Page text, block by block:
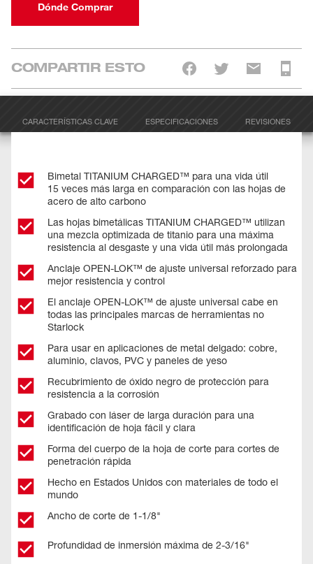
Dónde Comprar
COMPARTIR ESTO
CARACTERÍSTICAS CLAVE ESPECIFICACIONES REVISIONES
Bimetal TITANIUM CHARGED™ para una vida útil
15 veces más larga en comparación con las hojas de
acero de alto carbono
Las hojas bimetálicas TITANIUM CHARGED™ utilizan
una mezcla optimizada de titanio para una máxima
resistencia al desgaste y una vida útil más prolongada
Anclaje OPEN-LOK™ de ajuste universal reforzado para
mejor resistencia y control
El anclaje OPEN-LOK™ de ajuste universal cabe en
todas las principales marcas de herramientas no
Starlock
Para usar en aplicaciones de metal delgado: cobre,
aluminio, clavos, PVC y paneles de yeso
Recubrimiento de óxido negro de protección para
resistencia a la corrosión
Grabado con láser de larga duración para una
identificación de hoja fácil y clara
Forma del cuerpo de la hoja de corte para cortes de
penetración rápida
Hecho en Estados Unidos con materiales de todo el
mundo
Ancho de corte de 1-1/8"
Profundidad de inmersión máxima de 2-3/16"